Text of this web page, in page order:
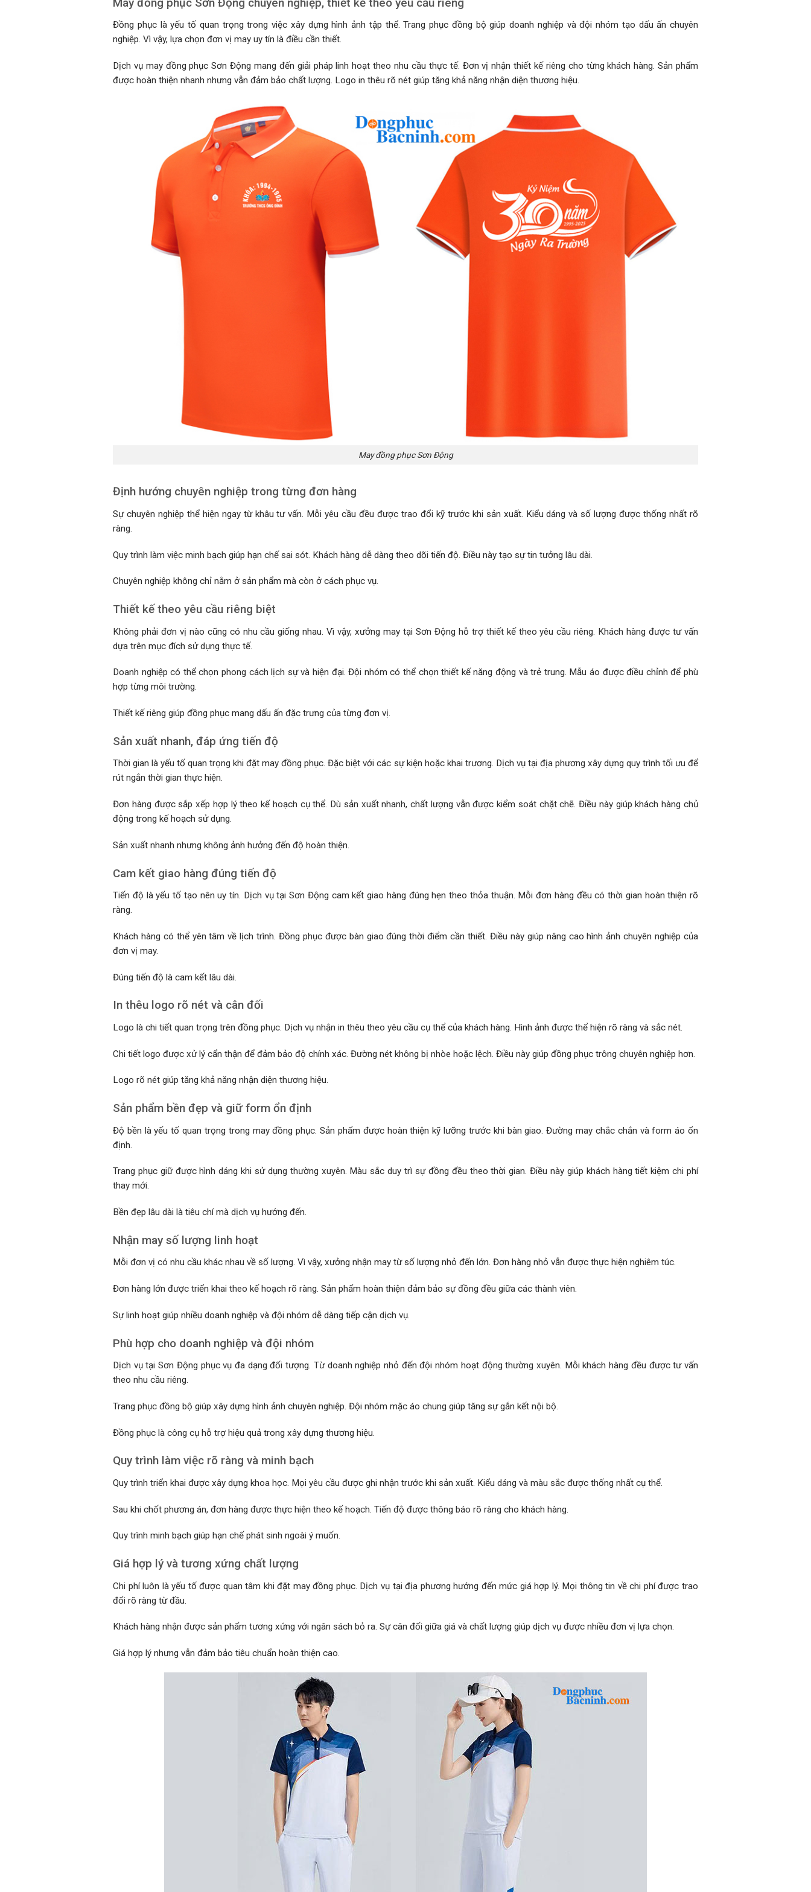
Đồng phục là yếu tố quan trọng trong việc xây dựng hình ảnh tập thể. Trang phục đồng bộ giúp doanh nghiệp và đội nhóm tạo dấu ấn chuyên
nghiệp. Vì vậy, lựa chọn đơn vị may uy tín là điều cần thiết.
Dịch vụ may đồng phục Sơn Động mang đến giải pháp linh hoạt theo nhu cầu thực tế. Đơn vị nhận thiết kế riêng cho từng khách hàng. Sản phẩm
được hoàn thiện nhanh nhưng vẫn đảm bảo chất lượng. Logo in thêu rõ nét giúp tăng khả năng nhận diện thương hiệu.
May đồng phục Sơn Động
Định hướng chuyên nghiệp trong từng đơn hàng
Sự chuyên nghiệp thể hiện ngay từ khâu tư vấn. Mỗi yêu cầu đều được trao đổi kỹ trước khi sản xuất. Kiểu dáng và số lượng được thống nhất rõ
ràng.
Quy trình làm việc minh bạch giúp hạn chế sai sót. Khách hàng dễ dàng theo dõi tiến độ. Điều này tạo sự tin tưởng lâu dài.
Chuyên nghiệp không chỉ nằm ở sản phẩm mà còn ở cách phục vụ.
Thiết kế theo yêu cầu riêng biệt
Không phải đơn vị nào cũng có nhu cầu giống nhau. Vì vậy, xưởng may tại Sơn Động hỗ trợ thiết kế theo yêu cầu riêng. Khách hàng được tư vấn
dựa trên mục đích sử dụng thực tế.
Doanh nghiệp có thể chọn phong cách lịch sự và hiện đại. Đội nhóm có thể chọn thiết kế năng động và trẻ trung. Mẫu áo được điều chỉnh để phù
hợp từng môi trường.
Thiết kế riêng giúp đồng phục mang dấu ấn đặc trưng của từng đơn vị.
Sản xuất nhanh, đáp ứng tiến độ
Thời gian là yếu tố quan trọng khi đặt may đồng phục. Đặc biệt với các sự kiện hoặc khai trương. Dịch vụ tại địa phương xây dựng quy trình tối ưu để
rút ngắn thời gian thực hiện.
Đơn hàng được sắp xếp hợp lý theo kế hoạch cụ thể. Dù sản xuất nhanh, chất lượng vẫn được kiểm soát chặt chẽ. Điều này giúp khách hàng chủ
động trong kế hoạch sử dụng.
Sản xuất nhanh nhưng không ảnh hưởng đến độ hoàn thiện.
Cam kết giao hàng đúng tiến độ
Tiến độ là yếu tố tạo nên uy tín. Dịch vụ tại Sơn Động cam kết giao hàng đúng hẹn theo thỏa thuận. Mỗi đơn hàng đều có thời gian hoàn thiện rõ
ràng.
Khách hàng có thể yên tâm về lịch trình. Đồng phục được bàn giao đúng thời điểm cần thiết. Điều này giúp nâng cao hình ảnh chuyên nghiệp của
đơn vị may.
Đúng tiến độ là cam kết lâu dài.
In thêu logo rõ nét và cân đối
Logo là chi tiết quan trọng trên đồng phục. Dịch vụ nhận in thêu theo yêu cầu cụ thể của khách hàng. Hình ảnh được thể hiện rõ ràng và sắc nét.
Chi tiết logo được xử lý cẩn thận để đảm bảo độ chính xác. Đường nét không bị nhòe hoặc lệch. Điều này giúp đồng phục trông chuyên nghiệp hơn.
Logo rõ nét giúp tăng khả năng nhận diện thương hiệu.
Sản phẩm bền đẹp và giữ form ổn định
Độ bền là yếu tố quan trọng trong may đồng phục. Sản phẩm được hoàn thiện kỹ lưỡng trước khi bàn giao. Đường may chắc chắn và form áo ổn
định.
Trang phục giữ được hình dáng khi sử dụng thường xuyên. Màu sắc duy trì sự đồng đều theo thời gian. Điều này giúp khách hàng tiết kiệm chi phí
thay mới.
Bền đẹp lâu dài là tiêu chí mà dịch vụ hướng đến.
Nhận may số lượng linh hoạt
Mỗi đơn vị có nhu cầu khác nhau về số lượng. Vì vậy, xưởng nhận may từ số lượng nhỏ đến lớn. Đơn hàng nhỏ vẫn được thực hiện nghiêm túc.
Đơn hàng lớn được triển khai theo kế hoạch rõ ràng. Sản phẩm hoàn thiện đảm bảo sự đồng đều giữa các thành viên.
Sự linh hoạt giúp nhiều doanh nghiệp và đội nhóm dễ dàng tiếp cận dịch vụ.
Phù hợp cho doanh nghiệp và đội nhóm
Dịch vụ tại Sơn Động phục vụ đa dạng đối tượng. Từ doanh nghiệp nhỏ đến đội nhóm hoạt động thường xuyên. Mỗi khách hàng đều được tư vấn
theo nhu cầu riêng.
Trang phục đồng bộ giúp xây dựng hình ảnh chuyên nghiệp. Đội nhóm mặc áo chung giúp tăng sự gắn kết nội bộ.
Đồng phục là công cụ hỗ trợ hiệu quả trong xây dựng thương hiệu.
Quy trình làm việc rõ ràng và minh bạch
Quy trình triển khai được xây dựng khoa học. Mọi yêu cầu được ghi nhận trước khi sản xuất. Kiểu dáng và màu sắc được thống nhất cụ thể.
Sau khi chốt phương án, đơn hàng được thực hiện theo kế hoạch. Tiến độ được thông báo rõ ràng cho khách hàng.
Quy trình minh bạch giúp hạn chế phát sinh ngoài ý muốn.
Giá hợp lý và tương xứng chất lượng
Chi phí luôn là yếu tố được quan tâm khi đặt may đồng phục. Dịch vụ tại địa phương hướng đến mức giá hợp lý. Mọi thông tin về chi phí được trao
đổi rõ ràng từ đầu.
Khách hàng nhận được sản phẩm tương xứng với ngân sách bỏ ra. Sự cân đối giữa giá và chất lượng giúp dịch vụ được nhiều đơn vị lựa chọn.
Giá hợp lý nhưng vẫn đảm bảo tiêu chuẩn hoàn thiện cao.